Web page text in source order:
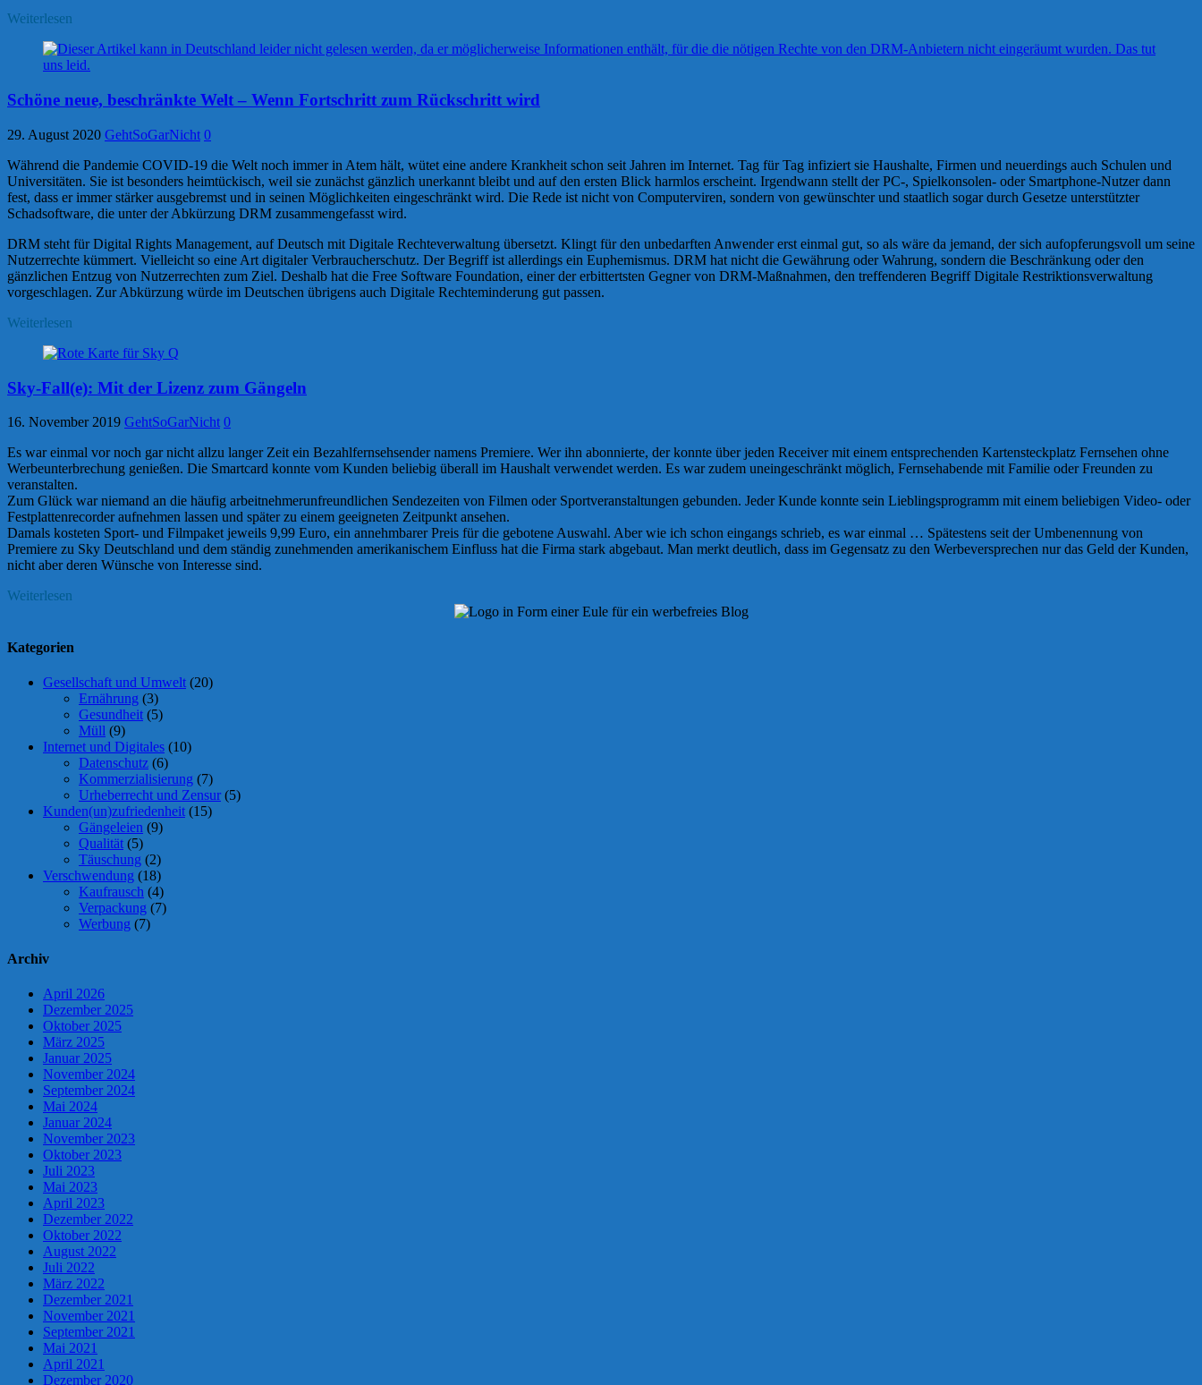
Weiterlesen
Schöne neue, beschränkte Welt – Wenn Fortschritt zum Rückschritt wird
29. August 2020 GehtSoGarNicht 0
Während die Pandemie COVID-19 die Welt noch immer in Atem hält, wütet eine andere Krankheit schon seit Jahren im Internet. Tag für Tag infiziert sie Haushalte, Firmen und neuerdings auch Schulen und
Universitäten. Sie ist besonders heimtückisch, weil sie zunächst gänzlich unerkannt bleibt und auf den ersten Blick harmlos erscheint. Irgendwann stellt der PC-, Spielkonsolen- oder Smartphone-Nutzer dann
fest, dass er immer stärker ausgebremst und in seinen Möglichkeiten eingeschränkt wird. Die Rede ist nicht von Computerviren, sondern von gewünschter und staatlich sogar durch Gesetze unterstützter
Schadsoftware, die unter der Abkürzung DRM zusammengefasst wird.
DRM steht für Digital Rights Management, auf Deutsch mit Digitale Rechteverwaltung übersetzt. Klingt für den unbedarften Anwender erst einmal gut, so als wäre da jemand, der sich aufopferungsvoll um seine
Nutzerrechte kümmert. Vielleicht so eine Art digitaler Verbraucherschutz. Der Begriff ist allerdings ein Euphemismus. DRM hat nicht die Gewährung oder Wahrung, sondern die Beschränkung oder den
gänzlichen Entzug von Nutzerrechten zum Ziel. Deshalb hat die Free Software Foundation, einer der erbittertsten Gegner von DRM-Maßnahmen, den treffenderen Begriff Digitale Restriktionsverwaltung
vorgeschlagen. Zur Abkürzung würde im Deutschen übrigens auch Digitale Rechteminderung gut passen.
Weiterlesen
Sky-Fall(e): Mit der Lizenz zum Gängeln
16. November 2019 GehtSoGarNicht 0
Es war einmal vor noch gar nicht allzu langer Zeit ein Bezahlfernsehsender namens Premiere. Wer ihn abonnierte, der konnte über jeden Receiver mit einem entsprechenden Kartensteckplatz Fernsehen ohne
Werbeunterbrechung genießen. Die Smartcard konnte vom Kunden beliebig überall im Haushalt verwendet werden. Es war zudem uneingeschränkt möglich, Fernsehabende mit Familie oder Freunden zu
veranstalten.
Zum Glück war niemand an die häufig arbeitnehmerunfreundlichen Sendezeiten von Filmen oder Sportveranstaltungen gebunden. Jeder Kunde konnte sein Lieblingsprogramm mit einem beliebigen Video- oder
Festplattenrecorder aufnehmen lassen und später zu einem geeigneten Zeitpunkt ansehen.
Damals kosteten Sport- und Filmpaket jeweils 9,99 Euro, ein annehmbarer Preis für die gebotene Auswahl. Aber wie ich schon eingangs schrieb, es war einmal … Spätestens seit der Umbenennung von
Premiere zu Sky Deutschland und dem ständig zunehmenden amerikanischem Einfluss hat die Firma stark abgebaut. Man merkt deutlich, dass im Gegensatz zu den Werbeversprechen nur das Geld der Kunden,
nicht aber deren Wünsche von Interesse sind.
Weiterlesen
Kategorien
Gesellschaft und Umwelt (20)
Ernährung (3)
Gesundheit (5)
Müll (9)
Internet und Digitales (10)
Datenschutz (6)
Kommerzialisierung (7)
Urheberrecht und Zensur (5)
Kunden(un)zufriedenheit (15)
Gängeleien (9)
Qualität (5)
Täuschung (2)
Verschwendung (18)
Kaufrausch (4)
Verpackung (7)
Werbung (7)
Archiv
April 2026
Dezember 2025
Oktober 2025
März 2025
Januar 2025
November 2024
September 2024
Mai 2024
Januar 2024
November 2023
Oktober 2023
Juli 2023
Mai 2023
April 2023
Dezember 2022
Oktober 2022
August 2022
Juli 2022
März 2022
Dezember 2021
November 2021
September 2021
Mai 2021
April 2021
Dezember 2020